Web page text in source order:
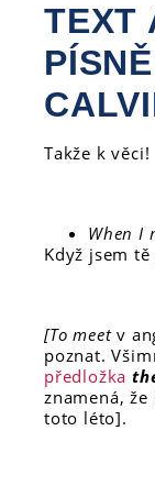
TEXT
Takže k věci!
When I
Když jsem
[To meetv
poznat.
předložka
znamená,
toto léto].